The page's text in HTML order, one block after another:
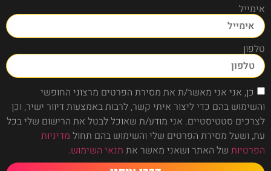
אימייל
טלפון
כן, אני אני מאשר/ת את מסירת הפרטים מרצוני החופשי
והשימוש בהם כדי ליצור איתי קשר, לרבות באמצעות דיוור ישיר, וכן
לצרכים סטטיסטיים. אני מודע/ת שאוכל לבטל את הרישום שלי בכל
עת, ושעל מסירת הפרטים שלי והשימוש בהם תחול מדיניות
הפרטיות של האתר ושאני מאשר את תנאי השימוש.